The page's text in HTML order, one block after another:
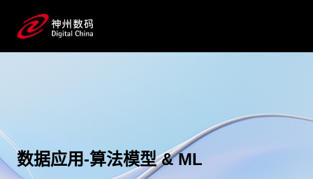
数据应用-算法模型 & ML